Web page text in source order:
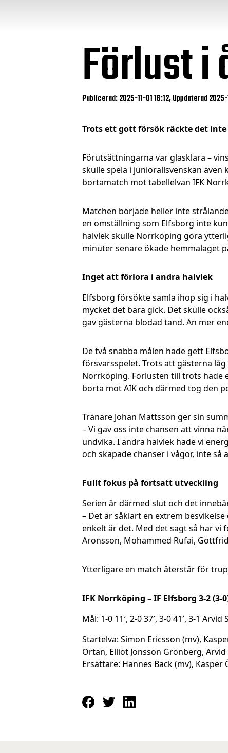
Förlust i
Publicerad: 2025-11-01 16:12, Uppdaterad 2025-
Trots ett gott försök räckte det
Förutsättningarna var glasklara –
skulle spela i juniorallsvenskan
bortamatch mot tabellelvan IFK
Matchen började heller inte
en omställning som Elfsborg inte
halvlek skulle Norrköping göra
minuter senare ökade hemmalaget
Inget att förlora i andra halvlek
Elfsborg försökte samla ihop sig i
mycket det bara gick. Det skulle
gav gästerna blodad tand. Än mer
De två snabba målen hade gett
försvarsspelet. Trots att gästerna
Norrköping. Förlusten till trots hade
borta mot AIK och därmed tog den
Tränare Johan Mattsson ger sin
– Vi gav oss inte chansen att vinna
undvika. I andra halvlek hade vi
och skapade chanser i vågor, inte
Fullt fokus på fortsatt utveckling
Serien är därmed slut och det
– Det är såklart en extrem
enkelt är det. Med det sagt så har vi
Aronsson, Mohammed Rufai,
Ytterligare en match återstår för
IFK Norrköping – IF Elfsborg 3-2 (3-
Mål: 1-0 11′, 2-0 37′, 3-0 41′, 3-1
Startelva: Simon Ericsson (mv),
Ortan, Elliot Jonsson Grönberg,
Ersättare: Hannes Bäck (mv),